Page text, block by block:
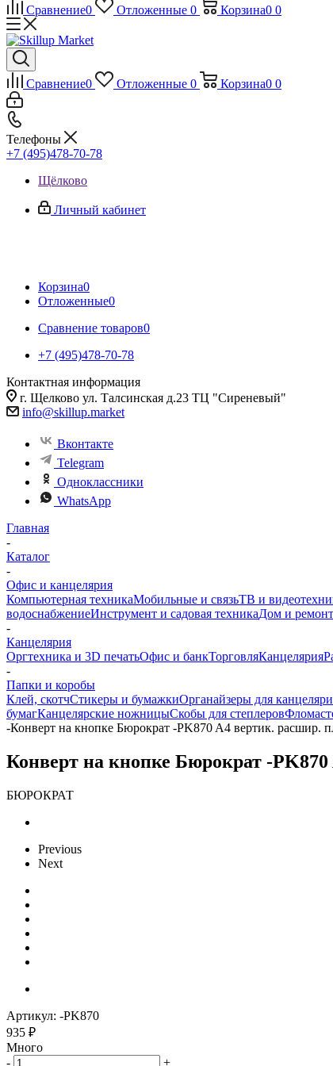
Сравнение0 Отложенные 0 Корзина0 0
Сравнение0 Отложенные 0 Корзина0 0
Телефоны
+7 (495)478-70-78
Щёлково
Личный кабинет
Корзина0
Отложенные0
Сравнение товаров0
+7 (495)478-70-78
Контактная информация
г. Щелково ул. Талсинская д.23 ТЦ "Сиреневый"
info@skillup.market
Вконтакте
Telegram
Одноклассники
WhatsApp
Главная
-
Каталог
-
Офис и канцелярия
Компьютерная техникаМобильные и связьТВ и
водоснабжениеИнструмент и садовая техникаДом и ремонт
-
Канцелярия
Оргтехника и 3D печатьОфис и банкТорговляКанцелярия
-
Папки и коробы
Клей, скотчСтикеры и бумажкиОрганайзеры для
бумагКанцелярские ножницыСкобы для степлеров
-Конверт на кнопке Бюрократ -PK870 A4 вертик. расшир.
Конверт на кнопке Бюрократ -
БЮРОКРАТ
Previous
Next
Артикул: -PK870
935 ₽
Много
-
+